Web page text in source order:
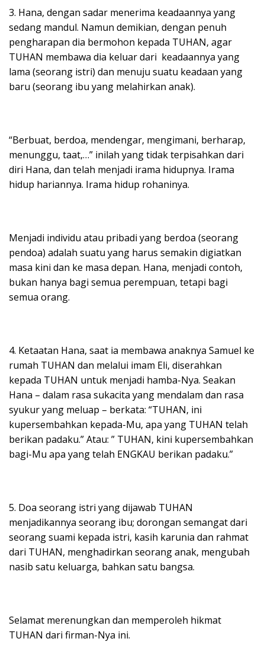
3. Hana, dengan sadar menerima keadaannya yang
sedang mandul. Namun demikian, dengan penuh
pengharapan dia bermohon kepada TUHAN, agar
TUHAN membawa dia keluar dari keadaannya yang
lama (seorang istri) dan menuju suatu keadaan yang
baru (seorang ibu yang melahirkan anak).
“Berbuat, berdoa, mendengar, mengimani, berharap,
menunggu, taat,…” inilah yang tidak terpisahkan dari
diri Hana, dan telah menjadi irama hidupnya. Irama
hidup hariannya. Irama hidup rohaninya.
Menjadi individu atau pribadi yang berdoa (seorang
pendoa) adalah suatu yang harus semakin digiatkan
masa kini dan ke masa depan. Hana, menjadi contoh,
bukan hanya bagi semua perempuan, tetapi bagi
semua orang.
4. Ketaatan Hana, saat ia membawa anaknya Samuel ke
rumah TUHAN dan melalui imam Eli, diserahkan
kepada TUHAN untuk menjadi hamba-Nya. Seakan
Hana – dalam rasa sukacita yang mendalam dan rasa
syukur yang meluap – berkata: “TUHAN, ini
kupersembahkan kepada-Mu, apa yang TUHAN telah
berikan padaku.” Atau: ” TUHAN, kini kupersembahkan
bagi-Mu apa yang telah ENGKAU berikan padaku.”
5. Doa seorang istri yang dijawab TUHAN
menjadikannya seorang ibu; dorongan semangat dari
seorang suami kepada istri, kasih karunia dan rahmat
dari TUHAN, menghadirkan seorang anak, mengubah
nasib satu keluarga, bahkan satu bangsa.
Selamat merenungkan dan memperoleh hikmat
TUHAN dari firman-Nya ini.